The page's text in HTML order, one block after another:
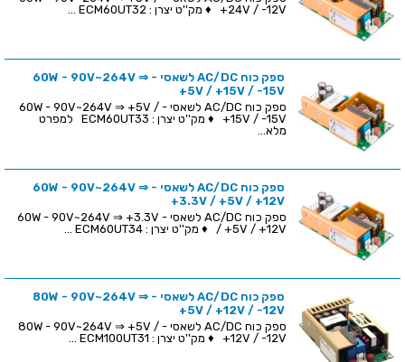
+24V / -12V ♦ מק''ט יצרן : ECM60UT32 ...
ספק כוח AC/DC לשאסי - 60W - 90V~264V ⇒
+5V / +15V / -15V
ספק כוח AC/DC לשאסי - 60W - 90V~264V ⇒ +5V /
+15V / -15V ♦ מק''ט יצרן : ECM60UT33 למפרט
מלא...
ספק כוח AC/DC לשאסי - 60W - 90V~264V ⇒
+3.3V / +5V / +12V
ספק כוח AC/DC לשאסי - 60W - 90V~264V ⇒ +3.3V
/ +5V / +12V ♦ מק''ט יצרן : ECM60UT34 ...
ספק כוח AC/DC לשאסי - 80W - 90V~264V ⇒
+5V / +12V / -12V
ספק כוח AC/DC לשאסי - 80W - 90V~264V ⇒ +5V /
+12V / -12V ♦ מק''ט יצרן : ECM100UT31 ...